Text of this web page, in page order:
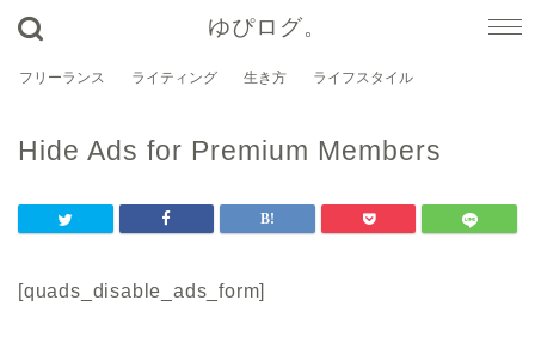
ゆぴログ。
フリーランス ライティング 生き方 ライフスタイル
Hide Ads for Premium Members
[quads_disable_ads_form]